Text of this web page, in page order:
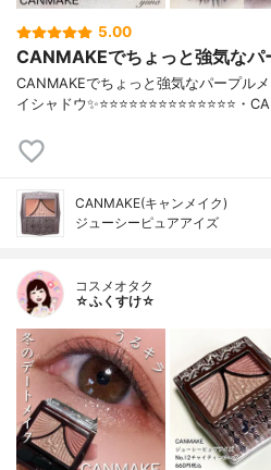
5.00
CANMAKEでちょっと強気なパ
CANMAKEでちょっと強気なパープル
イシャドウ✨⭐️⭐️⭐️⭐️⭐️⭐️⭐️⭐️⭐️⭐️⭐️⭐️⭐️⭐️
CANMAKE(キャンメイク)
ジューシーピュアアイズ
コスメオタク
☆ふくすけ☆